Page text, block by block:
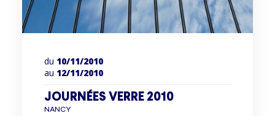
du 10/11/2010
au 12/11/2010
JOURNÉES VERRE 2010
NANCY